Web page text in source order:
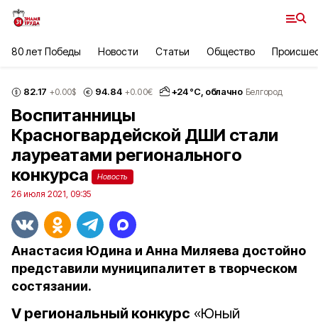
80 лет Победы Новости Статьи Общество
82.17 +0.00$ 94.84 +0.00€ +24°С, облачно Белгород
Воспитанницы
Красногвардейской ДШИ стали
лауреатами регионального
конкурса
Новость
26 июля 2021, 09:35
Анастасия Юдина и Анна Миляева достойно
представили муниципалитет в творческом
состязании.
V региональный конкурс «Юный